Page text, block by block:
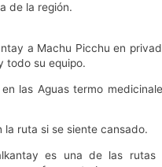
de la región.
a Machu Picchu en
todo su equipo.
las Aguas termo
la ruta si se siente cansado.
es una de las rutas